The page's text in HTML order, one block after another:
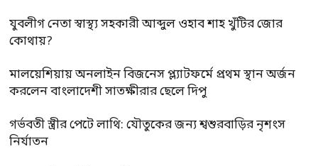
যুবলীগ নেতা স্বাস্থ্য সহকারী আব্দুল ওহাব শাহ খুঁটির জোর
কোথায়?
মালয়েশিয়ায় অনলাইন বিজনেস প্ল্যাটফর্মে প্রথম স্থান অর্জন
করলেন বাংলাদেশী সাতক্ষীরার ছেলে দিপু
গর্ভবতী স্ত্রীর পেটে লাথি: যৌতুকের জন্য শ্বশুরবাড়ির নৃশংস
নির্যাতন